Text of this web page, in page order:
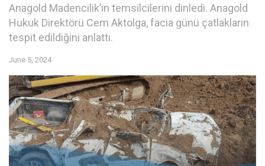
Anagold Madencilik’in temsilcilerini dinledi. Anagold
Hukuk Direktörü Cem Aktolga, facia günü çatlakların
tespit edildiğini anlattı.
June 5, 2024